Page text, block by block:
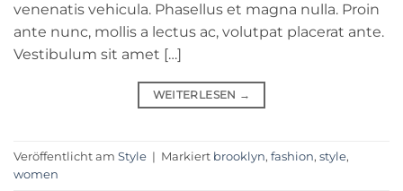
venenatis vehicula. Phasellus et magna nulla. Proin
ante nunc, mollis a lectus ac, volutpat placerat ante.
Vestibulum sit amet […]
WEITERLESEN →
Veröffentlicht am Style | Markiert brooklyn, fashion, style,
women